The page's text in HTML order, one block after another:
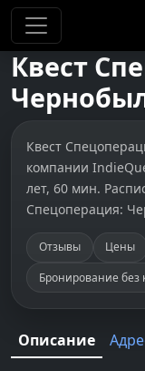
Квест
Квест
компании
лет, 60 мин.
Спецоперация:
Отзывы Цены
Бронирование без
Описание